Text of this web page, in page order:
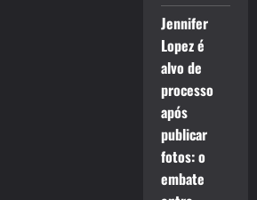
Jennifer
Lopez é
alvo de
processo
após
publicar
fotos: o
embate